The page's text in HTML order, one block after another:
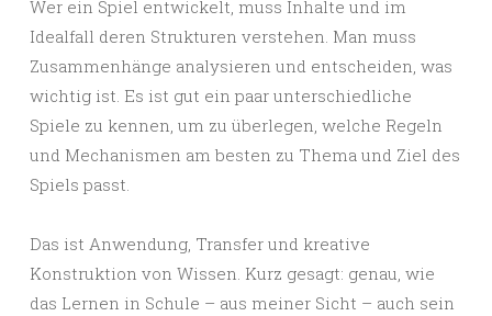
Wer ein Spiel entwickelt, muss Inhalte und im
Idealfall deren Strukturen verstehen. Man muss
Zusammenhänge analysieren und entscheiden, was
wichtig ist. Es ist gut ein paar unterschiedliche
Spiele zu kennen, um zu überlegen, welche Regeln
und Mechanismen am besten zu Thema und Ziel des
Spiels passt.
Das ist Anwendung, Transfer und kreative
Konstruktion von Wissen. Kurz gesagt: genau, wie
das Lernen in Schule – aus meiner Sicht – auch sein